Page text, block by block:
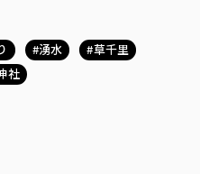
湧水
草千里
社